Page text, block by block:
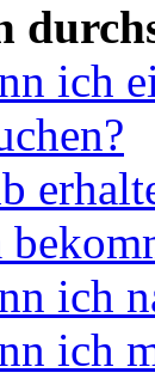
ich
ich
ich